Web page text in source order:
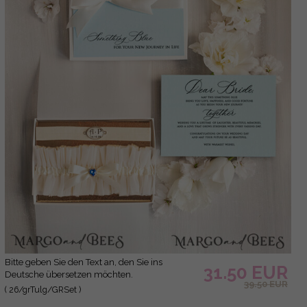
Bitte geben Sie den Text an, den Sie ins
Deutsche übersetzen möchten.
( 26/grTulg/GRSet )
31.50 EUR
39.50 EUR